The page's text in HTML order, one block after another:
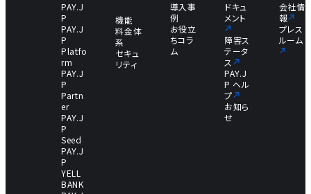
PAY.J
P
PAY.J
P
Platfo
rm
PAY.J
P
Partn
er
PAY.J
P
Seed
PAY.J
P
YELL
BANK
機能
料金体
系
セキュ
リティ
導入事
例
お役立
ちコラ
ム
ドキュ
メント
障害ス
テータ
ス
PAY.J
P ヘル
プ
お知ら
せ
会社情
報
プレス
ルーム